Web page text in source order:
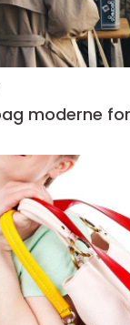
moderne